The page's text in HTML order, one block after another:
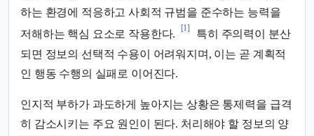
하는 환경에 적응하고 사회적 규범을 준수하는 능력을
저해하는 핵심 요소로 작용한다.
[1]
특히 주의력이 분산
되면 정보의 선택적 수용이 어려워지며, 이는 곧 계획적
인 행동 수행의 실패로 이어진다.
인지적 부하가 과도하게 높아지는 상황은 통제력을 급격
히 감소시키는 주요 원인이 된다. 처리해야 할 정보의 양